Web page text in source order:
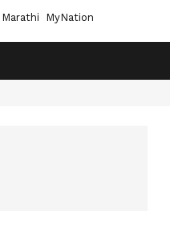
Marathi MyNation